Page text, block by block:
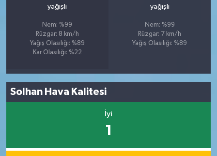
yağışlı
Nem: %99
Rüzgar: 8 km/h
Yağış Olasılığı: %89
Kar Olasılığı: %22
yağışlı
Nem: %99
Rüzgar: 7 km/h
Yağış Olasılığı: %89
Solhan Hava Kalitesi
İyi
1